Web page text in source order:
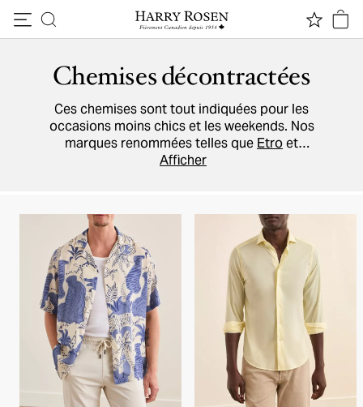
Chemises décontractées
Ces chemises sont tout indiquées pour les
occasions moins chics et les weekends. Nos
marques renommées telles que Etroet
proposent des modèles pour plaire à
parfaitement unies.
Afficher